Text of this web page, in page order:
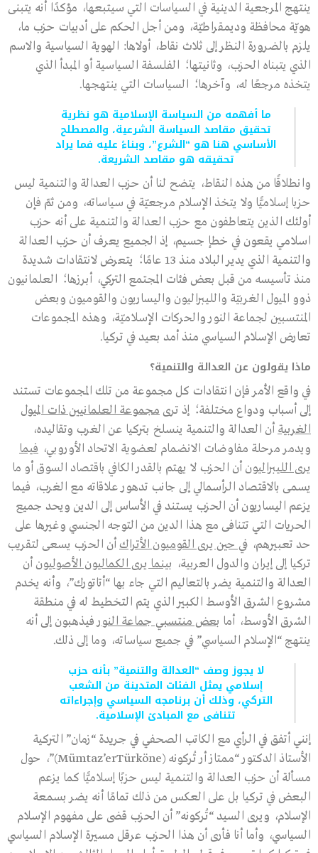
ينتهج المرجعية الدينية في السياسات التي سيتبعها، مؤكدًا أنه يتبنى
هويّة محافظة وديمقراطيّة، ومن أجل الحكم على أدبيات حزب ما،
يلزم بالضرورة النظر إلى ثلاث نقاط، أولاها: الهوية السياسية والاسم
الذي يتبناه الحزب، وثانيتها؛ الفلسفة السياسية أو المبدأ الذي
يتخذه مرجعًا له، وآخرها؛ السياسات التي ينتهجها.
ما أفهمه من السياسة الإسلامية هو نظرية
تحقيق مقاصد السياسة الشرعية، والمصطلح
الأساسي هنا هو “الشرع”، وبناءً عليه فما يراد
تحقيقه هو مقاصد الشريعة.
وانطلاقًا من هذه النقاط، يتضح لنا أن حزب العدالة والتنمية ليس
حزبا إسلاميًّا ولا يتخذ الإسلام مرجعيّة في سياساته، ومن ثمّ فإن
أولئك الذين يتعاطفون مع حزب العدالة والتنمية على أنه حزب
اسلامي يقعون في خطإ جسيم، إذ الجميع يعرف أن حزب العدالة
والتنمية الذي يدير البلاد منذ 13 عامًا؛ يتعرض لانتقادات شديدة
منذ تأسيسه من قبل بعض فئات المجتمع التركي، أبرزها؛ العلمانيون
ذوو الميول الغربيّة والليبراليون واليساريون والقوميون وبعض
المنتسبين لجماعة النور والحركات الإسلاميّة، وهذه المجموعات
تعارض الإسلام السياسي منذ أمد بعيد في تركيا.
ماذا يقولون عن العدالة والتنمية؟
في واقع الأمر فإن انتقادات كل مجموعة من تلك المجموعات تستند
إلى أسباب ودواع مختلفة؛ إذ ترى مجموعة العلمانيين ذات الميول
الغربية أن العدالة والتنمية ينسلخ بتركيا عن الغرب وتقاليده،
ويدمر مرحلة مفاوضات الانضمام لعضوية الاتحاد الأوروبي، فيما
يرى الليبراليون أن الحزب لا يهتم بالقدر الكافي باقتصاد السوق أو ما
يسمى بالاقتصاد الرأسمالي إلى جانب تدهور علاقاته مع الغرب، فيما
يزعم اليساريون أن الحزب يستند في الأساس إلى الدين ويحد جميع
الحريات التي تتنافى مع هذا الدين من التوجه الجنسي وغيرها على
حد تعبيرهم، في حين يرى القوميون الأتراك أن الحزب يسعى لتقريب
تركيا إلى إيران والدول العربية، بينما يرى الكماليون الأصوليون أن
العدالة والتنمية يضر بالتعاليم التي جاء بها “أتاتورك”، وأنه يخدم
مشروع الشرق الأوسط الكبير الذي يتم التخطيط له في منطقة
الشرق الأوسط، أما بعض منتسبي جماعة النورفيذهبون إلى أنه
ينتهج “الإسلام السياسي” في جميع سياساته، وما إلى ذلك.
لا يجوز وصف “العدالة والتنمية” بأنه حزب
إسلامي يمثل الفئات المتدينة من الشعب
التركي، وذلك أن برنامجه السياسي وإجراءاته
تتنافى مع المبادئ الإسلامية.
إنني أتفق في الرأي مع الكاتب الصحفي في جريدة “زمان” التركية
الأستاذ الدكتور “ممتاز أر تُركونه (Mümtaz’erTürköne)”، حول
مسألة أن حزب العدالة والتنمية ليس حزبًا إسلاميًّا كما يزعم
البعض في تركيا بل على العكس من ذلك تمامًا أنه يضر بسمعة
الإسلام، ويرى السيد “تُركونه” أن الحزب قضى على مفهوم الإسلام
السياسي، وأما أنا فأرى أن هذا الحزب عرقل مسيرة الإسلام السياسي